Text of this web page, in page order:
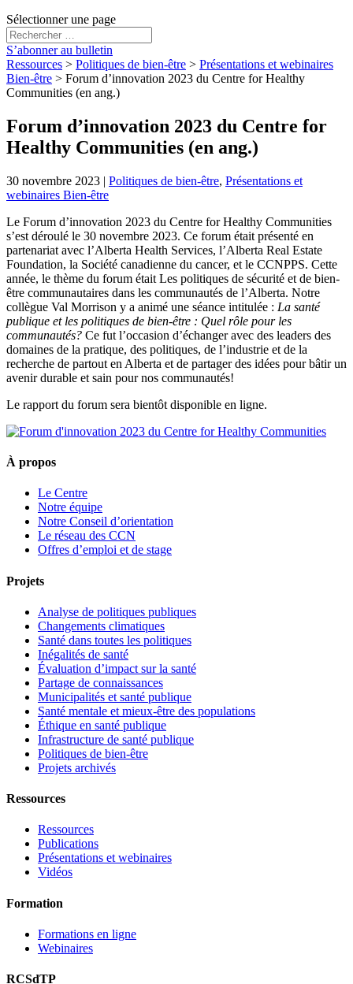
Sélectionner une page
S’abonner au bulletin
Ressources > Politiques de bien-être > Présentations et webinaires
Bien-être > Forum d’innovation 2023 du Centre for Healthy
Communities (en ang.)
Forum d’innovation 2023 du Centre for
Healthy Communities (en ang.)
30 novembre 2023 | Politiques de bien-être, Présentations et
webinaires Bien-être
Le Forum d’innovation 2023 du Centre for Healthy Communities
s’est déroulé le 30 novembre 2023. Ce forum était présenté en
partenariat avec l’Alberta Health Services, l’Alberta Real Estate
Foundation, la Société canadienne du cancer, et le CCNPPS. Cette
année, le thème du forum était Les politiques de sécurité et de bien-
être communautaires dans les communautés de l’Alberta. Notre
collègue Val Morrison y a animé une séance intitulée : La santé
publique et les politiques de bien-être : Quel rôle pour les
communautés? Ce fut l’occasion d’échanger avec des leaders des
domaines de la pratique, des politiques, de l’industrie et de la
recherche de partout en Alberta et de partager des idées pour bâtir un
avenir durable et sain pour nos communautés!
Le rapport du forum sera bientôt disponible en ligne.
À propos
Le Centre
Notre équipe
Notre Conseil d’orientation
Le réseau des CCN
Offres d’emploi et de stage
Projets
Analyse de politiques publiques
Changements climatiques
Santé dans toutes les politiques
Inégalités de santé
Évaluation d’impact sur la santé
Partage de connaissances
Municipalités et santé publique
Santé mentale et mieux-être des populations
Éthique en santé publique
Infrastructure de santé publique
Politiques de bien-être
Projets archivés
Ressources
Ressources
Publications
Présentations et webinaires
Vidéos
Formation
Formations en ligne
Webinaires
RCSdTP